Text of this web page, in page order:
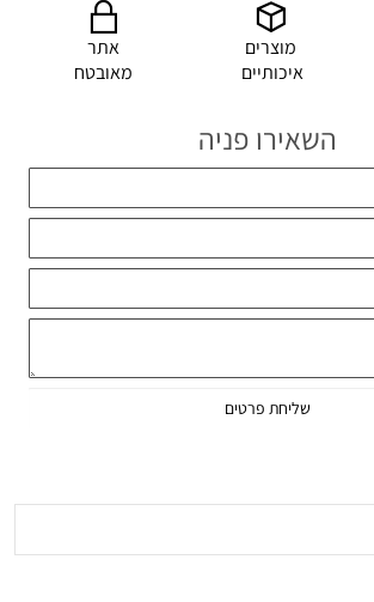
מוצרים
איכותיים
אתר
מאובטח
השאירו פניה